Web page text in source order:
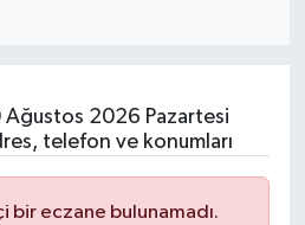
Ağustos 2026 Pazartesi
telefon ve konumları
bir eczane bulunamadı.